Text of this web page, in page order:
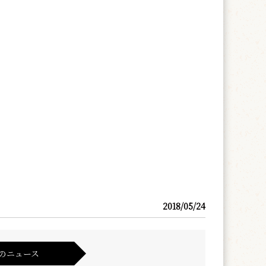
2018/05/24
ニュース